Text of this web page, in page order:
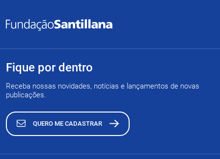
Fique por dentro
Receba nossas novidades, notícias e lançamentos de novas
publicações.
QUERO ME CADASTRAR